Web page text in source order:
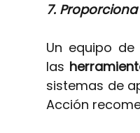
7.
Un equipo
las
sistemas de
Acción